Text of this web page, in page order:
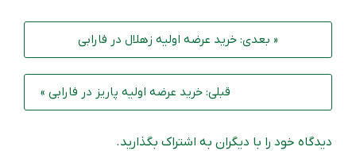
« بعدی: خرید عرضه اولیه زهلال در فارابی
قبلی: خرید عرضه اولیه پاریز در فارابی »
دیدگاه خود را با دیگران به اشتراک بگذارید.